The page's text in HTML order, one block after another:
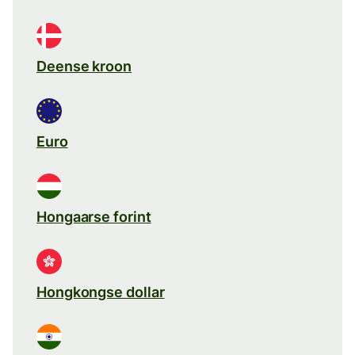
Deense kroon
Euro
Hongaarse forint
Hongkongse dollar